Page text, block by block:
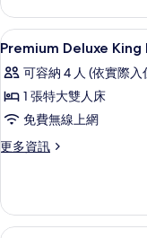
的
所
有
相
片
Room
With
City
的
詳
顯
示
Premium
Deluxe
King
Room
View
的
17
Premium Deluxe
可容納 4 人 (依實際
1 張特大雙人床
免費無線上網
更多資訊
更
King
Room